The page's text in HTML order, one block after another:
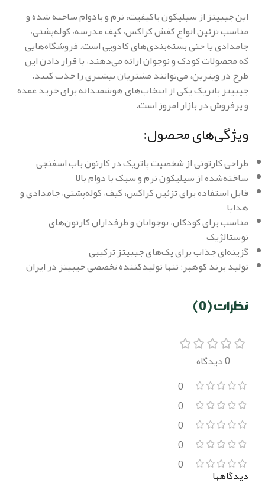
این جیبیتز از سیلیکون باکیفیت، نرم و بادوام ساخته شده و
مناسب تزئین انواع کفش کراکس، کیف مدرسه، کوله‌پشتی،
جامدادی یا حتی بسته‌بندی‌های کادویی است. فروشگاه‌هایی
که محصولات کودک و نوجوان ارائه می‌دهند، با قرار دادن این
طرح در ویترین، می‌توانند مشتریان بیشتری را جذب کنند.
جیبیتز پاتریک یکی از انتخاب‌های هوشمندانه برای خرید عمده
و پرفروش در بازار امروز است.
ویژگی‌های محصول:
طراحی کارتونی از شخصیت پاتریک در کارتون باب اسفنجی
ساخته‌شده از سیلیکون نرم و سبک با دوام بالا
قابل استفاده برای تزئین کراکس، کیف، کوله‌پشتی، جامدادی و
هدایا
مناسب برای کودکان، نوجوانان و طرفداران کارتون‌های
نوستالژیک
گزینه‌ای جذاب برای پک‌های جیبیتز ترکیبی
تولید برند کوهبر؛ تنها تولیدکننده تخصصی جیبیتز در ایران
نظرات (0)
0 دیدگاه
0
0
0
0
0
دیدگاهها